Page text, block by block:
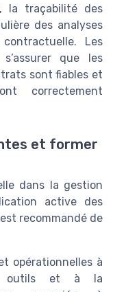
la traçabilité des
des analyses
Les
que les
sont fiables et
correctement
et former
dans la gestion
active des
recommandé de
opérationnelles à
outils et à la